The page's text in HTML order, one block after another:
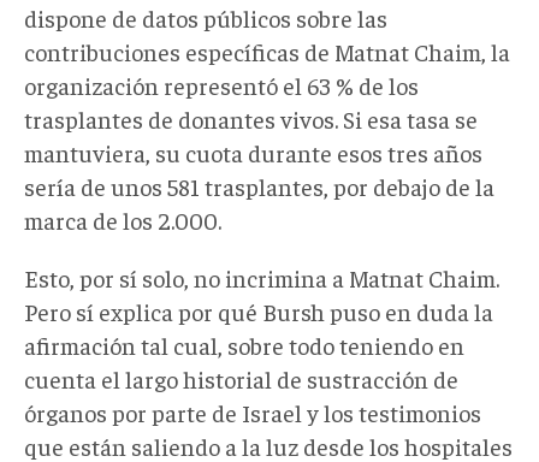
dispone de datos públicos sobre las
contribuciones específicas de Matnat Chaim, la
organización representó el 63 % de los
trasplantes de donantes vivos. Si esa tasa se
mantuviera, su cuota durante esos tres años
sería de unos 581 trasplantes, por debajo de la
marca de los 2.000.
Esto, por sí solo, no incrimina a Matnat Chaim.
Pero sí explica por qué Bursh puso en duda la
afirmación tal cual, sobre todo teniendo en
cuenta el largo historial de sustracción de
órganos por parte de Israel y los testimonios
que están saliendo a la luz desde los hospitales